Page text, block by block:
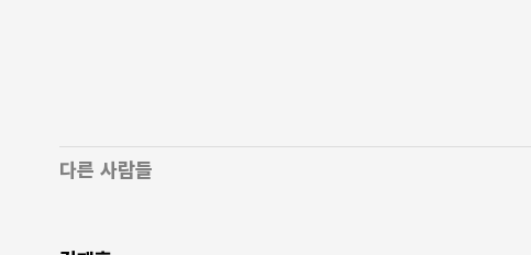
다른 사람들